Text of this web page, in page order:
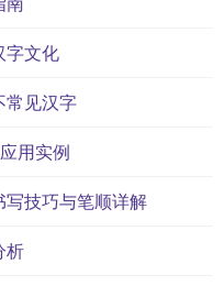
字文化
常见汉字
用实例
技巧与笔顺详解
析